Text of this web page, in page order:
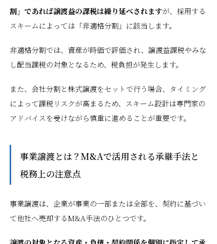
割」であれば譲渡益の課税は繰り延べされますが、採用する
スキームによっては「非適格分割」に該当します。
非適格分割では、資産が時価で評価され、譲渡益課税やみな
し配当課税の対象となるため、税負担が発生します。
また、会社分割と株式譲渡をセットで行う場合、タイミング
によって課税リスクが高まるため、スキーム設計は専門家の
アドバイスを受けながら慎重に進めることが重要です。
事業譲渡とは？M&Aで活用される承継手法と
税務上の注意点
事業譲渡は、企業が事業の一部または全部を、契約に基づい
て他社へ売却するM&A手法のひとつです。